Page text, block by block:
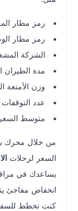
رمز مطار
رمز مطار الوصول:
الشركة المشغلة
مدة الطيران
وزن الأمتعة
عدد التوقفات إن
متوسط السعر
من خلال محرك بحث
السعر لرحلات الاحساء
يساعدك في مراقبة
انخفاض مفاجئ يتم
كنت تخطط للسفر في